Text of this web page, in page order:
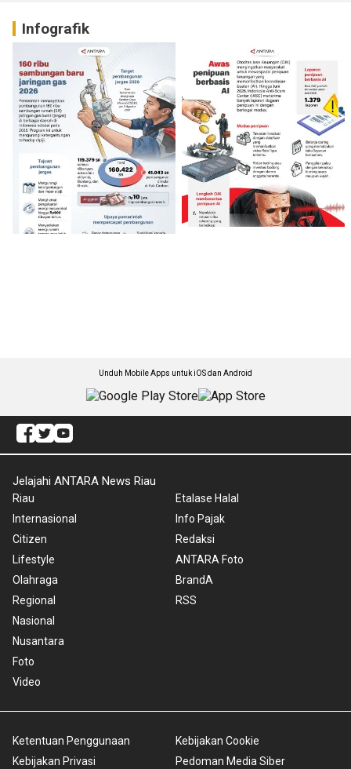
Infografik
Unduh Mobile Apps untuk iOS dan Android
Jelajahi ANTARA News Riau
Riau
Internasional
Citizen
Lifestyle
Olahraga
Regional
Nasional
Nusantara
Foto
Video
Etalase Halal
Info Pajak
Redaksi
ANTARA Foto
BrandA
RSS
Ketentuan Penggunaan
Kebijakan Privasi
Kebijakan Cookie
Pedoman Media Siber